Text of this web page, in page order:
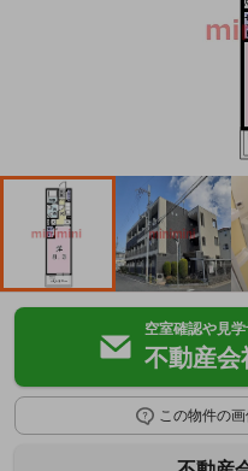
空室確認や見
不動産会
この物件の